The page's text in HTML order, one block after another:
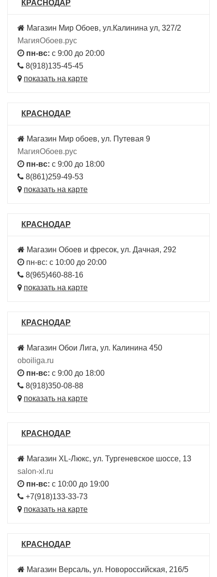
КРАСНОДАР
Магазин Мир Обоев, ул.Калинина ул, 327/2
МагияОбоев.рус
пн-вс: с 9:00 до 20:00
8(918)135-45-45
показать на карте
КРАСНОДАР
Магазин Мир обоев, ул. Путевая 9
МагияОбоев.рус
пн-вс: с 9:00 до 18:00
8(861)259-49-53
показать на карте
КРАСНОДАР
Магазин Обоев и фресок, ул. Дачная, 292
пн-вс: с 10:00 до 20:00
8(965)460-88-16
показать на карте
КРАСНОДАР
Магазин Обои Лига, ул. Калинина 450
oboiliga.ru
пн-вс: с 9:00 до 18:00
8(918)350-08-88
показать на карте
КРАСНОДАР
Магазин XL-Люкс, ул. Тургеневское шоссе, 13
salon-xl.ru
пн-вс: с 10:00 до 19:00
+7(918)133-33-73
показать на карте
КРАСНОДАР
Магазин Версаль, ул. Новороссийская, 216/5